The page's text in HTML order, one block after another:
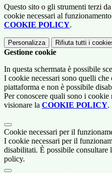
Questo sito o gli strumenti terzi
cookie necessari al
COOKIE POLICY.
Personalizza Rifiuta tutti i
Gestione cookie
In questa schermata è possibile
I cookie necessari sono quelli
piattaforma e non è possibile
Per conoscere quali sono i
visionare la COOKIE POLICY.
Cookie necessari per il
I cookie necessari per il
disabilitati. È possibile consultare
policy.